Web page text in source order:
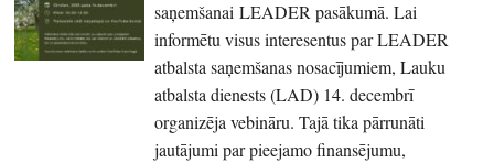
saņemšanai LEADER pasākumā. Lai
informētu visus interesentus par LEADER
atbalsta saņemšanas nosacījumiem, Lauku
atbalsta dienests (LAD) 14. decembrī
organizēja vebināru. Tajā tika pārrunāti
jautājumi par pieejamo finansējumu,